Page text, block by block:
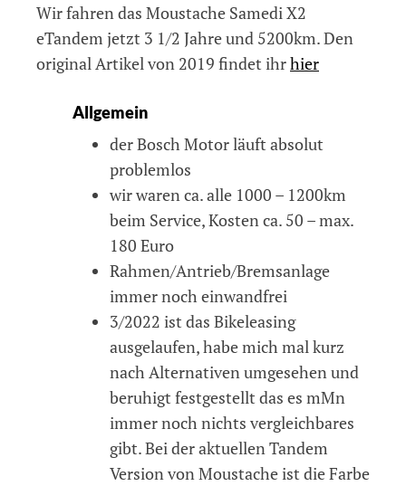
eTandem
UPDATE
06/2022
Wir fahren das Moustache Samedi X2
eTandem jetzt 3 1/2 Jahre und 5200km. Den
original Artikel von 2019 findet ihrhier
Allgemein
der Bosch Motor läuft absolut
problemlos
wir waren ca. alle 1000 – 1200km
beim Service, Kosten ca. 50 – max.
180 Euro
Rahmen/Antrieb/Bremsanlage
immer noch einwandfrei
3/2022 ist das Bikeleasing
ausgelaufen, habe mich mal kurz
nach Alternativen umgesehen und
beruhigt festgestellt das es mMn
immer noch nichts vergleichbares
gibt. Bei der aktuellen Tandem
Version von Moustache ist die Farbe